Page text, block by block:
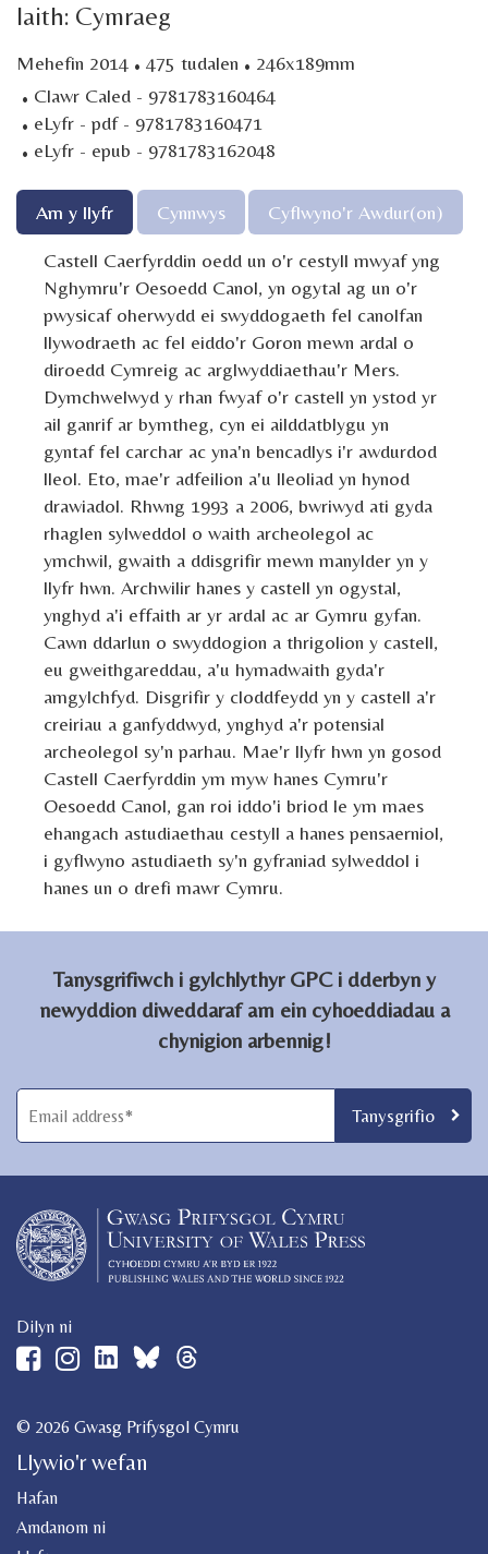
Iaith: Cymraeg
Mehefin 2014 · 475 tudalen · 246x189mm
· Clawr Caled - 9781783160464
· eLyfr - pdf - 9781783160471
· eLyfr - epub - 9781783162048
Am y llyfr Cynnwys Cyflwyno'r Awdur(on)
Castell Caerfyrddin oedd un o'r cestyll mwyaf yng
Nghymru'r Oesoedd Canol, yn ogytal ag un o'r
pwysicaf oherwydd ei swyddogaeth fel canolfan
llywodraeth ac fel eiddo'r Goron mewn ardal o
diroedd Cymreig ac arglwyddiaethau'r Mers.
Dymchwelwyd y rhan fwyaf o'r castell yn ystod yr
ail ganrif ar bymtheg, cyn ei ailddatblygu yn
gyntaf fel carchar ac yna'n bencadlys i'r awdurdod
lleol. Eto, mae'r adfeilion a'u lleoliad yn hynod
drawiadol. Rhwng 1993 a 2006, bwriwyd ati gyda
rhaglen sylweddol o waith archeolegol ac
ymchwil, gwaith a ddisgrifir mewn manylder yn y
llyfr hwn. Archwilir hanes y castell yn ogystal,
ynghyd a'i effaith ar yr ardal ac ar Gymru gyfan.
Cawn ddarlun o swyddogion a thrigolion y castell,
eu gweithgareddau, a'u hymadwaith gyda'r
amgylchfyd. Disgrifir y cloddfeydd yn y castell a'r
creiriau a ganfyddwyd, ynghyd a'r potensial
archeolegol sy'n parhau. Mae'r llyfr hwn yn gosod
Castell Caerfyrddin ym myw hanes Cymru'r
Oesoedd Canol, gan roi iddo'i briod le ym maes
ehangach astudiaethau cestyll a hanes pensaerniol,
i gyflwyno astudiaeth sy'n gyfraniad sylweddol i
hanes un o drefi mawr Cymru.
Tanysgrifiwch i gylchlythyr GPC i dderbyn y
newyddion diweddaraf am ein cyhoeddiadau a
chynigion arbennig!
Dilyn ni
© 2026 Gwasg Prifysgol Cymru
Llywio'r wefan
Hafan
Amdanom ni